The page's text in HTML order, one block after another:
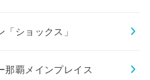
ショックス」
那覇メインプレイス